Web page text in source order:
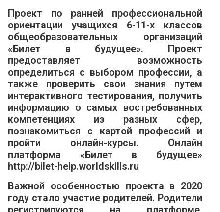
Проект по ранней профессиональной
ориентации учащихся 6-11-х классов
общеобразовательных организаций
«Билет в будущее». Проект
предоставляет возможность
определиться с выбором профессии, а
также проверить свои знания путем
интерактивного тестирования, получить
информацию о самых востребованных
компетенциях из разных сфер,
познакомиться с картой профессий и
пройти онлайн-курсы. Онлайн
платформа «Билет в будущее»
http://bilet-help.worldskills.ru
Важной особенностью проекта в 2020
году стало участие родителей. Родители
регистрируются на платформе,